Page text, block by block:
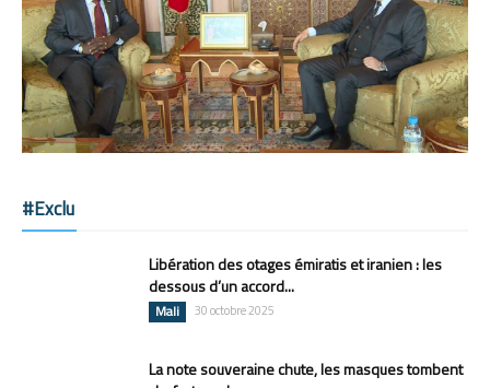
#Exclu
Libération des otages émiratis et iranien : les
dessous d’un accord...
Mali 30 octobre 2025
La note souveraine chute, les masques tombent